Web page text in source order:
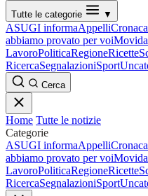
Tutte le categorie ▼
ASUGI informaAppelliCronaca
abbiamo provato per voiMovida
LavoroPoliticaRegioneRicette
RicercaSegnalazioniSport
Cerca
Home Tutte le notizie
Categorie
ASUGI informaAppelliCronaca
abbiamo provato per voiMovida
LavoroPoliticaRegioneRicette
RicercaSegnalazioniSport